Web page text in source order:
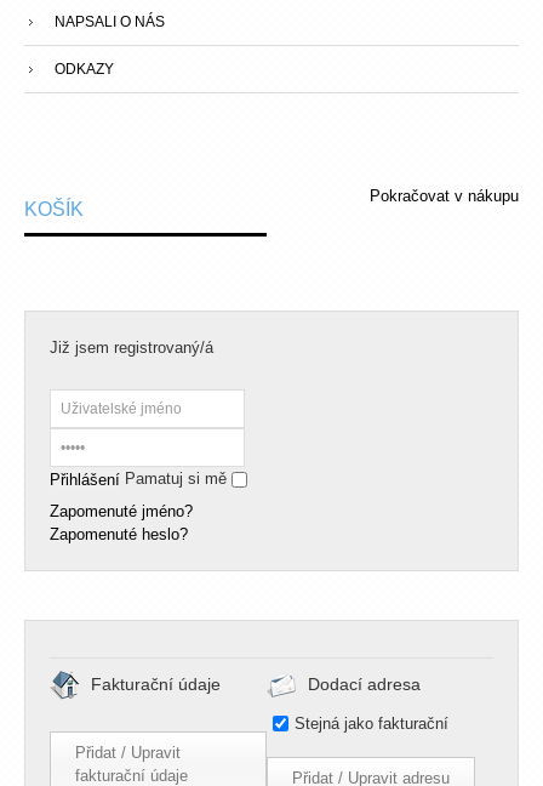
NAPSALI O NÁS
ODKAZY
KOŠÍK
Pokračovat v nákupu
Již jsem registrovaný/á
Pamatuj si mě
Zapomenuté jméno?
Zapomenuté heslo?
Fakturační údaje
Přidat / Upravit
fakturační údaje
Dodací adresa
Stejná jako fakturační
Přidat / Upravit adresu